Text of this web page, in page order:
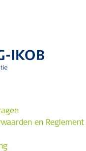
en Reglement